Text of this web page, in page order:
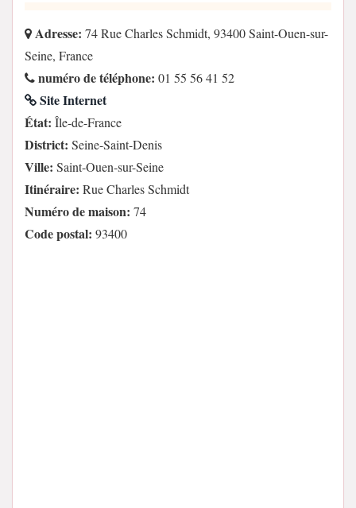
Adresse: 74 Rue Charles Schmidt, 93400 Saint-Ouen-sur-
Seine, France
numéro de téléphone: 01 55 56 41 52
Site Internet
État: Île-de-France
District: Seine-Saint-Denis
Ville: Saint-Ouen-sur-Seine
Itinéraire: Rue Charles Schmidt
Numéro de maison: 74
Code postal: 93400